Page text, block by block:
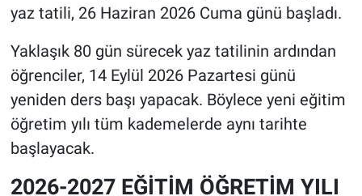
yaz tatili, 26 Haziran 2026 Cuma günü başladı.
Yaklaşık 80 gün sürecek yaz tatilinin ardından
öğrenciler, 14 Eylül 2026 Pazartesi günü
yeniden ders başı yapacak. Böylece yeni eğitim
öğretim yılı tüm kademelerde aynı tarihte
başlayacak.
2026-2027 EĞİTİM ÖĞRETİM YILI